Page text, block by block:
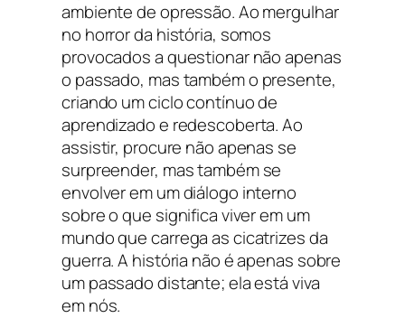
ambiente de opressão. Ao mergulhar
no horror da história, somos
provocados a questionar não apenas
o passado, mas também o presente,
criando um ciclo contínuo de
aprendizado e redescoberta. Ao
assistir, procure não apenas se
surpreender, mas também se
envolver em um diálogo interno
sobre o que significa viver em um
mundo que carrega as cicatrizes da
guerra. A história não é apenas sobre
um passado distante; ela está viva
em nós.